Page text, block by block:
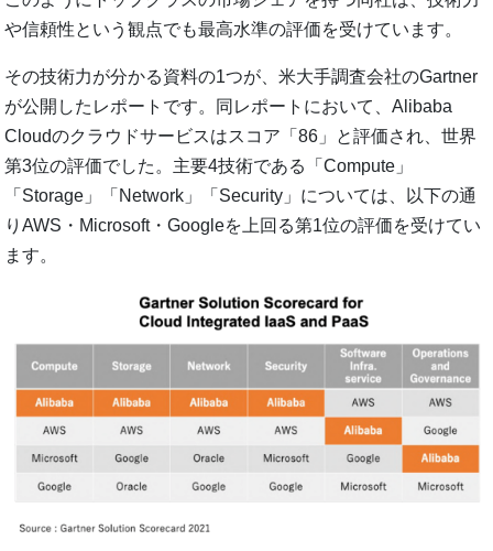
や信頼性という観点でも最高水準の評価を受けています。
その技術力が分かる資料の1つが、米大手調査会社のGartner
が公開したレポートです。同レポートにおいて、Alibaba
Cloudのクラウドサービスはスコア「86」と評価され、世界
第3位の評価でした。主要4技術である「Compute」
「Storage」「Network」「Security」については、以下の通
りAWS・Microsoft・Googleを上回る第1位の評価を受けてい
ます。